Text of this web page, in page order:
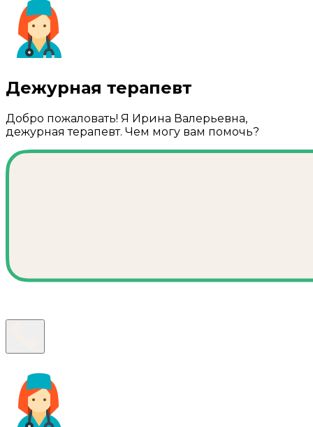
Дежурная терапевт
Добро пожаловать! Я Ирина Валерьевна,
дежурная терапевт. Чем могу вам помочь?